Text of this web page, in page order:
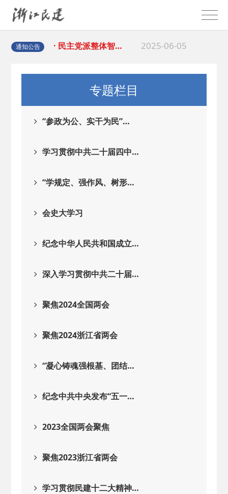
通知公告
· 民主党派整体智…
· 民建省委会民主… 2025-04-10
· 中国民主建国会… 2025-02-24
· 中国民主建国会… 2024-08-28
专题栏目
“参政为公、实干为民”…
学习贯彻中共二十届四中…
“学规定、强作风、树形…
会史大学习
纪念中华人民共和国成立…
深入学习贯彻中共二十届…
聚焦2024全国两会
聚焦2024浙江省两会
“凝心铸魂强根基、团结…
纪念中共中央发布“五一…
2023全国两会聚焦
聚焦2023浙江省两会
学习贯彻民建十二大精神…